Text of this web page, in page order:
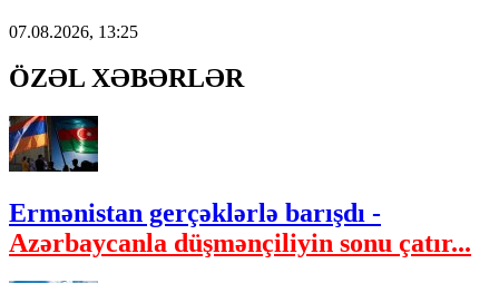
07.08.2026, 13:25
ÖZƏL XƏBƏRLƏR
Ermənistan gerçəklərlə barışdı -
Azərbaycanla düşmənçiliyin sonu çatır...